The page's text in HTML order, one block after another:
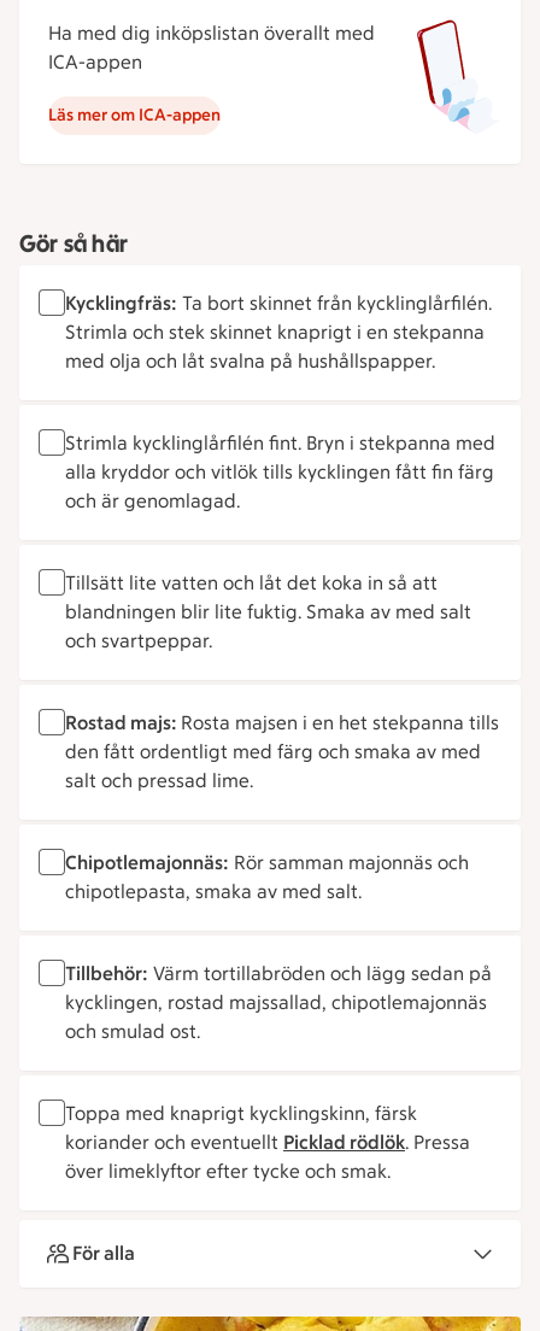
Ha med dig inköpslistan överallt med
ICA-appen
Läs mer om ICA-appen
Gör så här
Kycklingfräs: Ta bort skinnet från kycklinglårfilén.
Strimla och stek skinnet knaprigt i en stekpanna
med olja och låt svalna på hushållspapper.
Strimla kycklinglårfilén fint. Bryn i stekpanna med
alla kryddor och vitlök tills kycklingen fått fin färg
och är genomlagad.
Tillsätt lite vatten och låt det koka in så att
blandningen blir lite fuktig. Smaka av med salt
och svartpeppar.
Rostad majs: Rosta majsen i en het stekpanna tills
den fått ordentligt med färg och smaka av med
salt och pressad lime.
Chipotlemajonnäs: Rör samman majonnäs och
chipotlepasta, smaka av med salt.
Tillbehör: Värm tortillabröden och lägg sedan på
kycklingen, rostad majssallad, chipotlemajonnäs
och smulad ost.
Toppa med knaprigt kycklingskinn, färsk
koriander och eventuellt Picklad rödlök. Pressa
över limeklyftor efter tycke och smak.
För alla